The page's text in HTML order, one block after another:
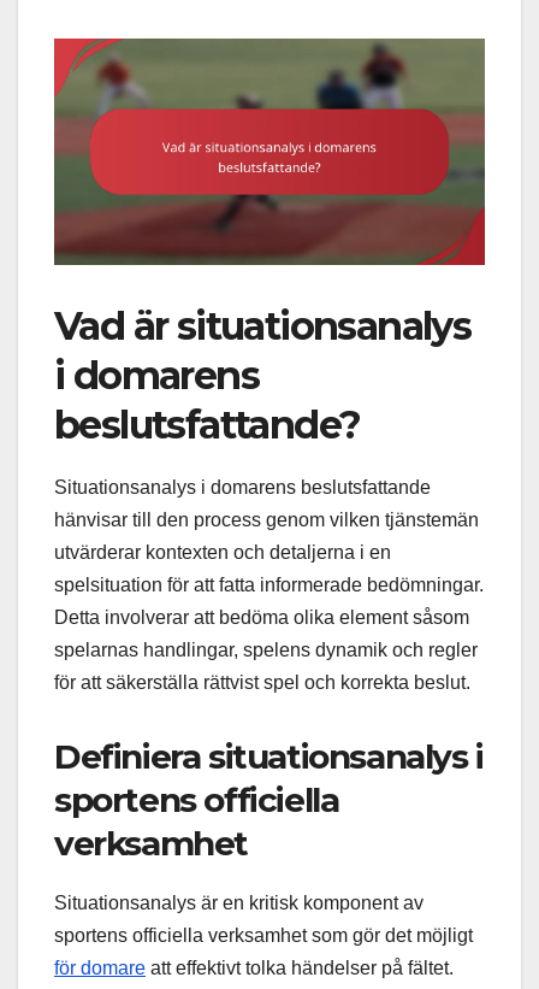
Vad är situationsanalys
i domarens
beslutsfattande?
Situationsanalys i domarens beslutsfattande
hänvisar till den process genom vilken tjänstemän
utvärderar kontexten och detaljerna i en
spelsituation för att fatta informerade bedömningar.
Detta involverar att bedöma olika element såsom
spelarnas handlingar, spelens dynamik och regler
för att säkerställa rättvist spel och korrekta beslut.
Definiera situationsanalys i
sportens officiella
verksamhet
Situationsanalys är en kritisk komponent av
sportens officiella verksamhet som gör det möjligt
för domare att effektivt tolka händelser på fältet.